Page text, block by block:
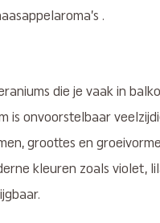
.
die je vaak in
is onvoorstelbaar
groottes en
kleuren zoals violet,